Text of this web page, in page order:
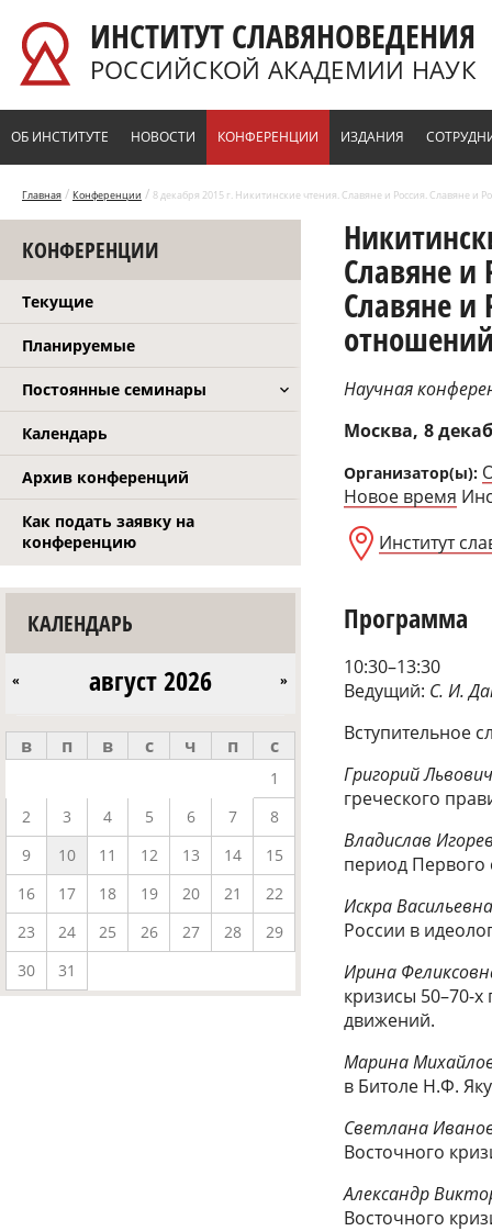
ИНСТИТУТ СЛАВЯНОВЕДЕНИЯ
РОССИЙСКОЙ АКАДЕМИИ НАУК
ОБ ИНСТИТУТЕ НОВОСТИ КОНФЕРЕНЦИИ ИЗДАНИЯ
Главная / Конференции / 8 декабря 2015 г. Никитинские чтения. Славяне и Россия. Славяне и
КОНФЕРЕНЦИИ
Текущие
Планируемые
Постоянные семинары
Календарь
Архив конференций
Как подать заявку на
конференцию
КАЛЕНДАРЬ
август 2026
« »
в п в с ч п с
1
2
3 4 5 6 7
8
9
10 11 12 13 14
15
16
17 18 19 20 21
22
23
24 25 26 27 28
29
30
31
Славяне и
Славяне и
Научная
Москва 8
Организатор(ы):
Новое время
Институт
Программа
10:30–13:30
Ведущий: С. И.
Вступительное
Григорий
греческого
Владислав
период Первого
Искра
России в
Ирина
кризисы 50–70-х
движений.
Марина
в Битоле Н.Ф.
Светлана
Восточного
Александр
Восточного